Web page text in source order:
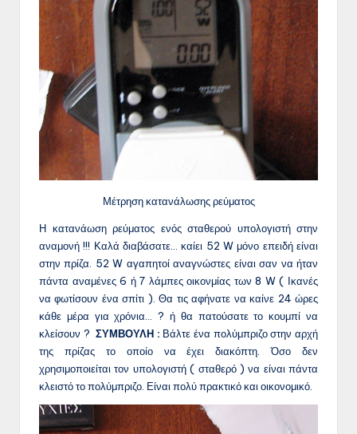
Μέτρηση κατανάλωσης ρεύματος
Η κατανάωση ρεύματος ενός σταθερού υπολογιστή στην
αναμονή !!! Καλά διαβάσατε… καίει 52 W μόνο επειδή είναι
στην πρίζα. 52 W αγαπητοί αναγνώστες είναι σαν να ήταν
πάντα αναμένες 6 ή 7 λάμπες οικονμίας των 8 W ( Ικανές
να φωτίσουν ένα σπίτι ). Θα τις αφήνατε να καίνε 24 ώρες
κάθε μέρα για χρόνια… ? ή θα πατούσατε το κουμπί να
κλείσουν ? ΣΥΜΒΟΥΛΗ : Βάλτε ένα πολύμπριζο στην αρχή
της πρίζας το οποίο να έχει διακόπτη. Όσο δεν
χρησιμοποιείται τον υπολογιστή ( σταθερό ) να είναι πάντα
κλειστό το πολύμπριζο. Είναι πολύ πρακτικό και οικονομικό.